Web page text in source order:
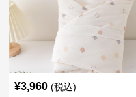
¥3,960 (税込)